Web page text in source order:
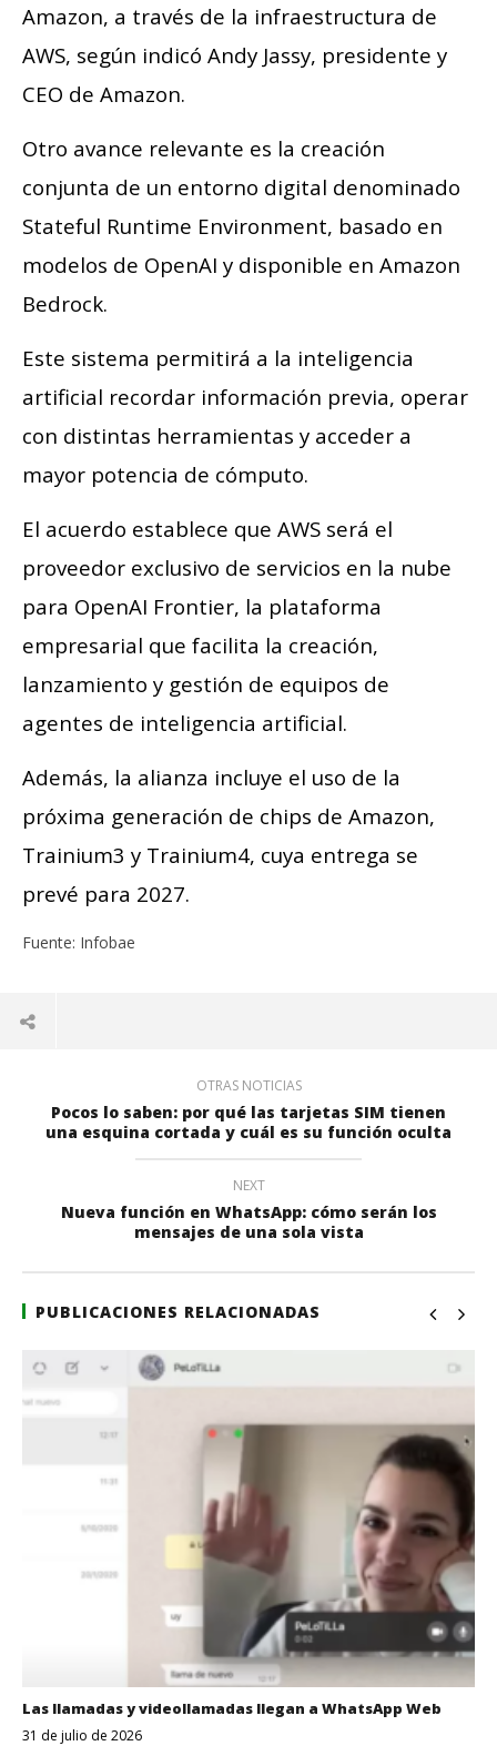
Amazon, a través de la infraestructura de
AWS, según indicó Andy Jassy, presidente y
CEO de Amazon.
Otro avance relevante es la creación
conjunta de un entorno digital denominado
Stateful Runtime Environment, basado en
modelos de OpenAI y disponible en Amazon
Bedrock.
Este sistema permitirá a la inteligencia
artificial recordar información previa, operar
con distintas herramientas y acceder a
mayor potencia de cómputo.
El acuerdo establece que AWS será el
proveedor exclusivo de servicios en la nube
para OpenAI Frontier, la plataforma
empresarial que facilita la creación,
lanzamiento y gestión de equipos de
agentes de inteligencia artificial.
Además, la alianza incluye el uso de la
próxima generación de chips de Amazon,
Trainium3 y Trainium4, cuya entrega se
prevé para 2027.
Fuente: Infobae
OTRAS NOTICIAS
Pocos lo saben: por qué las tarjetas SIM tienen
una esquina cortada y cuál es su función oculta
NEXT
Nueva función en WhatsApp: cómo serán los
mensajes de una sola vista
PUBLICACIONES RELACIONADAS
Las llamadas y videollamadas llegan a WhatsApp Web
31 de julio de 2026